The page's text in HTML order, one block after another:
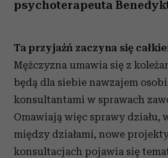
psychoterapeuta
Ta przyjaźń zaczyna się
Mężczyzna umawia się z
będą dla siebie nawzajem
konsultantami w sprawach
Omawiają więc sprawy działu,
między działami, nowe
konsultacjach pojawia się